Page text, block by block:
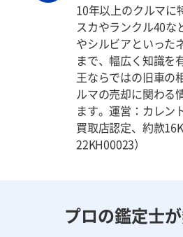
10年以上のクルマに
スカやランクル40な
やシルビアといった
まで、幅広く知識を
王ならではの旧車の
ルマの売却に関わる
ます。運営：カレン
買取店認定、約款
22KH00023）
プロの鑑定士